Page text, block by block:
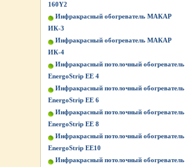
160Y2
Инфракрасный обогреватель МАКАР
ИК-3
Инфракрасный обогреватель МАКАР
ИК-4
Инфракрасный потолочный обогреватель
EnergoStrip EE 4
Инфракрасный потолочный обогреватель
EnergoStrip EE 6
Инфракрасный потолочный обогреватель
EnergoStrip EE 8
Инфракрасный потолочный обогреватель
EnergoStrip EE10
Инфракрасный потолочный обогреватель